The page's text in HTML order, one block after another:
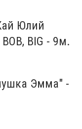
Юлий
BIG - 9м.
Эмма" -